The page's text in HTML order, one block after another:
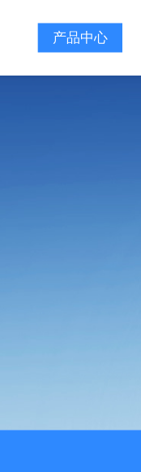
产品中心
10花篮式压片机